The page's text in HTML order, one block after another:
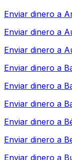
Enviar dinero a
Enviar dinero a
Enviar dinero a
Enviar dinero a
Enviar dinero a
Enviar dinero a
Enviar dinero a
Enviar dinero a
Enviar dinero a